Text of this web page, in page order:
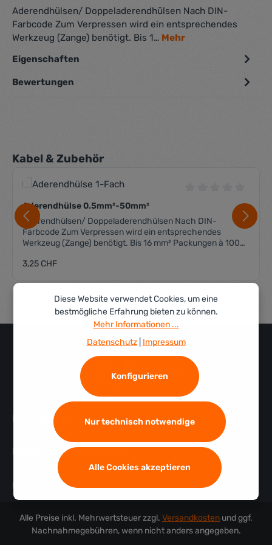
Aderendhülsen/ Doppeladerendhülsen Nach DIN-
Farbcode Zum Verpressen wird ein entsprechendes
Werkzeug (Zange) benötigt. Bis 1… Mehr
Eigenschaften
Bewertungen
Produktgalerie überspringen
Kabel & Zubehör
Durchschnittliche
Aderendhülse 0.5mm²-50mm²
Aderendhülsen/ Doppeladerendhülsen Nach DIN-
Farbcode Zum Verpressen wird ein entsprechendes
Werkzeug (Zange) benötigt. Bis 16 mm² Packungen à 100
Regulärer Preis:
3,25 CHF
Informationen
Profidurium Custom GmbH
Folge uns
Alle Preise inkl. Mehrwertsteuer zzgl. Versandkosten und ggf.
Nachnahmegebühren, wenn nicht anders angegeben.
Diese Website verwendet Cookies, um eine
bestmögliche Erfahrung bieten zu können.
Mehr Informationen ...
Datenschutz| Impressum
Nur technisch notwendige
Konfigurieren
Alle Cookies akzeptieren